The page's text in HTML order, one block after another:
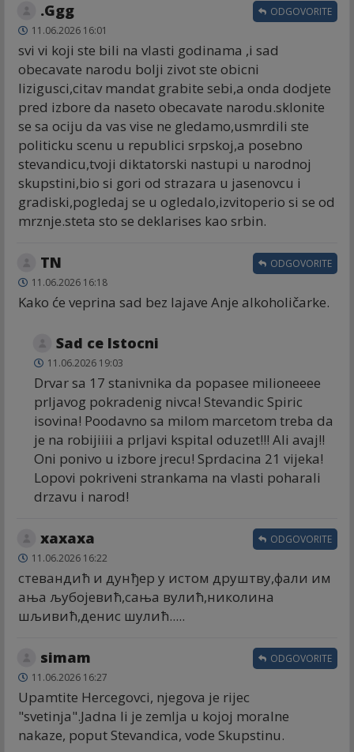
.Ggg
11.06.2026 16:01
svi vi koji ste bili na vlasti godinama ,i sad
obecavate narodu bolji zivot ste obicni
lizigusci,citav mandat grabite sebi,a onda dodjete
pred izbore da naseto obecavate narodu.sklonite
se sa ociju da vas vise ne gledamo,usmrdili ste
politicku scenu u republici srpskoj,a posebno
stevandicu,tvoji diktatorski nastupi u narodnoj
skupstini,bio si gori od strazara u jasenovcu i
gradiski,pogledaj se u ogledalo,izvitoperio si se od
mrznje.steta sto se deklarises kao srbin.
ODGOVORITE
TN
11.06.2026 16:18
Kako će veprina sad bez lajave Anje alkoholičarke.
ODGOVORITE
Sad ce Istocni
11.06.2026 19:03
Drvar sa 17 stanivnika da popasee milioneeee
prljavog pokradenig nivca! Stevandic Spiric
isovina! Poodavno sa milom marcetom treba da
je na robijiiii a prljavi kspital oduzet!!! Ali avaj!!
Oni ponivo u izbore jrecu! Sprdacina 21 vijeka!
Lopovi pokriveni strankama na vlasti poharali
drzavu i narod!
хахаха
11.06.2026 16:22
стевандић и дунђер у истом друштву,фали им
ања љубојевић,сања вулић,николина
шљивић,денис шулић.....
ODGOVORITE
simam
11.06.2026 16:27
Upamtite Hercegovci, njegova je rijec
"svetinja".Jadna li je zemlja u kojoj moralne
nakaze, poput Stevandica, vode Skupstinu.
ODGOVORITE